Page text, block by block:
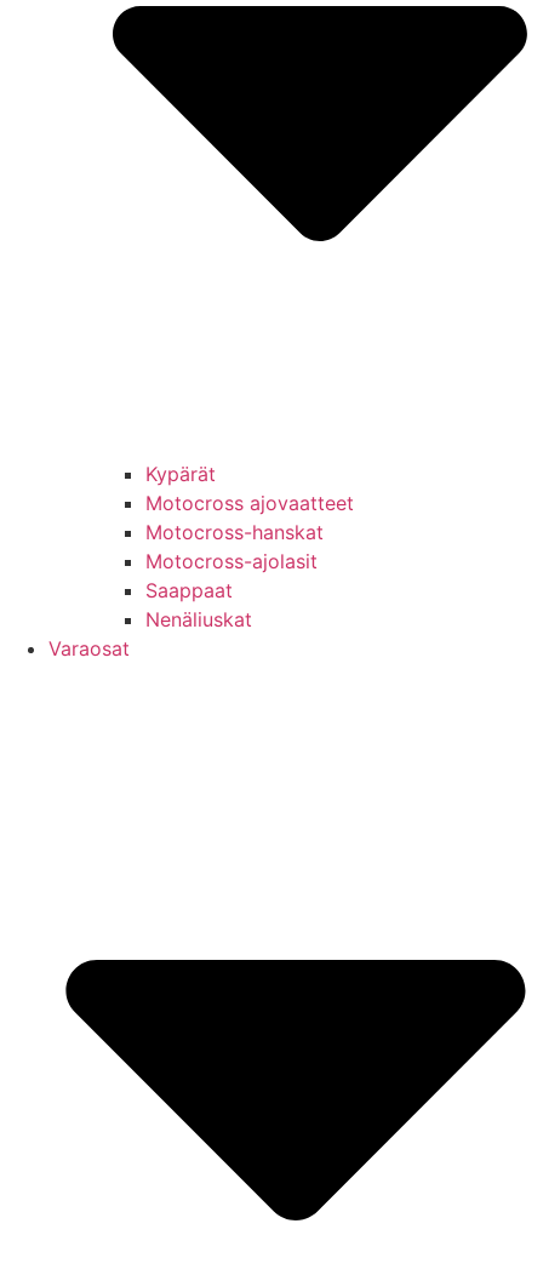
Kypärät
Motocross ajovaatteet
Motocross-hanskat
Motocross-ajolasit
Saappaat
Nenäliuskat
Varaosat